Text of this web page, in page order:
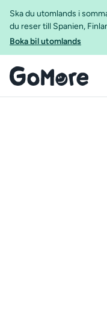
Ska du utomlands i
du reser till Spanien,
Boka bil utomlands